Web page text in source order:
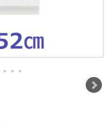
チンラック
一の地震対策に